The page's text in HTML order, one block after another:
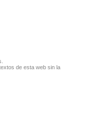
de esta web sin la